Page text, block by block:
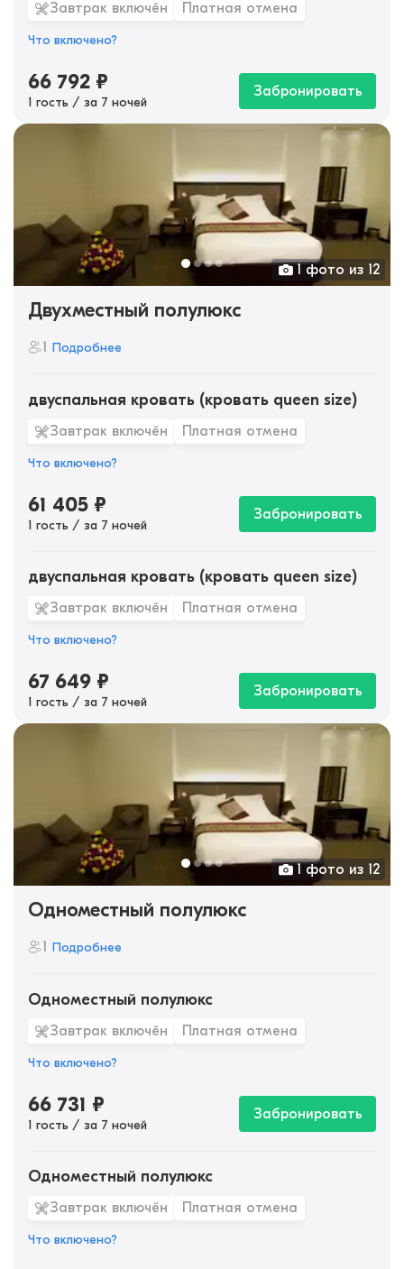
Завтрак включён Платная отмена
Что включено?
66 792 ₽
1 гость / за 7 ночей
Забронировать
1 фото из 12
Двухместный полулюкс
1 Подробнее
двуспальная кровать (кровать queen size)
Завтрак включён Платная отмена
Что включено?
61 405 ₽
1 гость / за 7 ночей
Забронировать
двуспальная кровать (кровать queen size)
Завтрак включён Платная отмена
Что включено?
67 649 ₽
1 гость / за 7 ночей
Забронировать
1 фото из 12
Одноместный полулюкс
1 Подробнее
Одноместный полулюкс
Завтрак включён Платная отмена
Что включено?
66 731 ₽
1 гость / за 7 ночей
Забронировать
Одноместный полулюкс
Завтрак включён Платная отмена
Что включено?